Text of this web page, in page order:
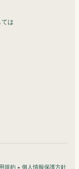
は
規約 • 個人情報保護方針